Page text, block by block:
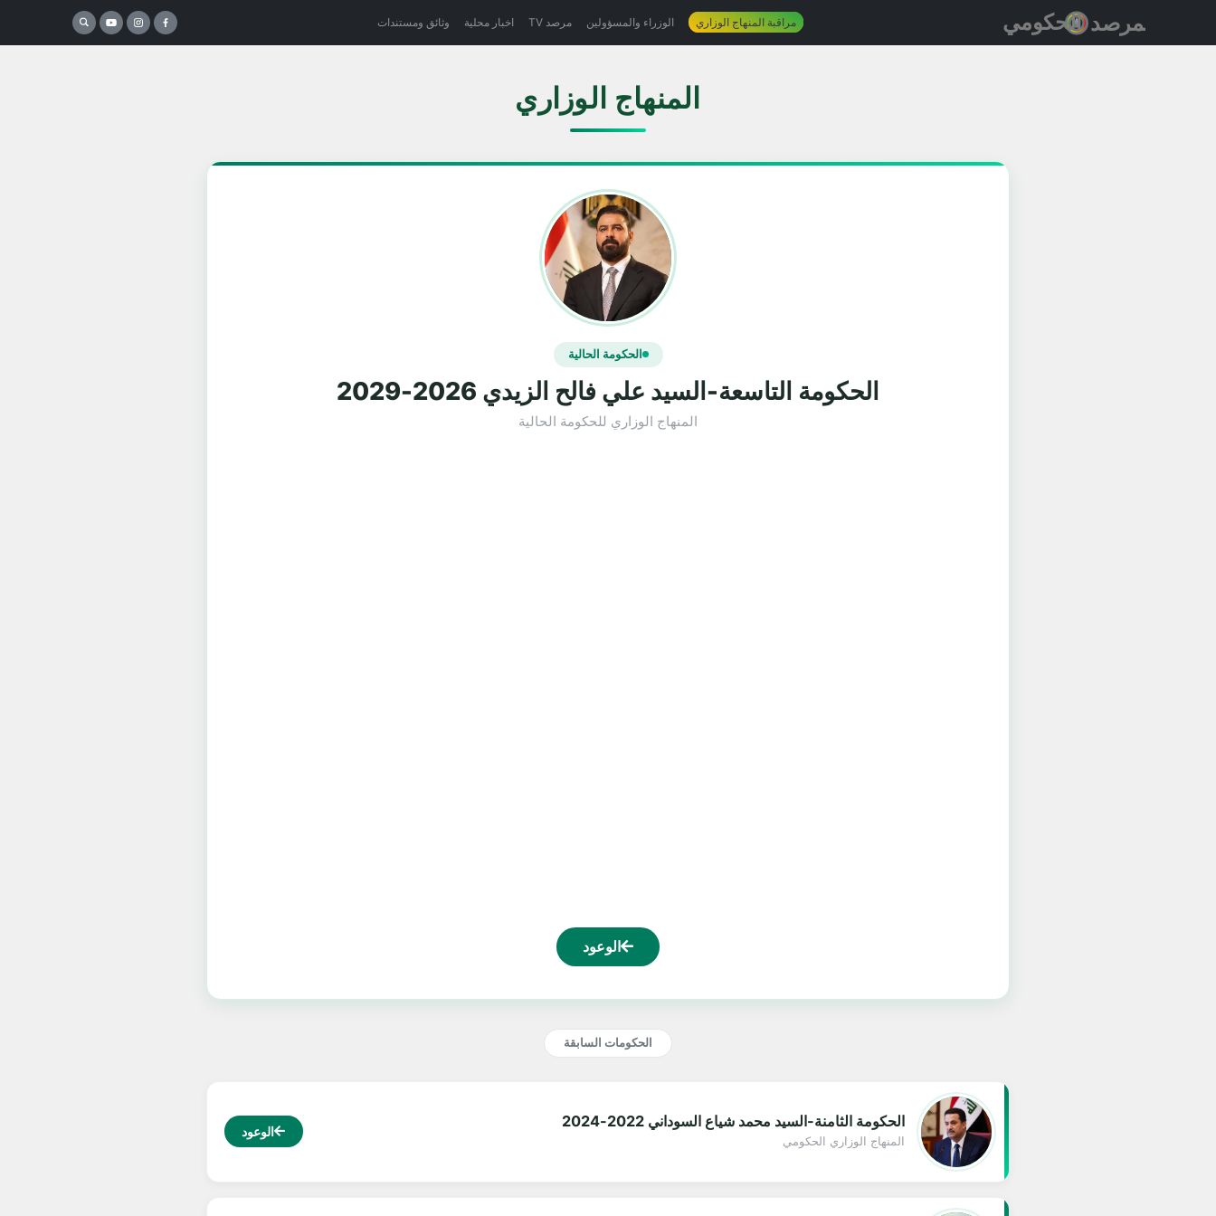
وثائق ومستندات اخبار محلية مرصد TV الوزراء والمسؤولين مراقبة المنهاج الوزاري
المنهاج الوزاري
الحكومة الحالية
الحكومة التاسعة-السيد علي فالح الزيدي 2026-2029
المنهاج الوزاري للحكومة الحالية
الوعود
الحكومات السابقة
الحكومة الثامنة-السيد محمد شياع السوداني 2022-2024
المنهاج الوزاري الحكومي
الوعود